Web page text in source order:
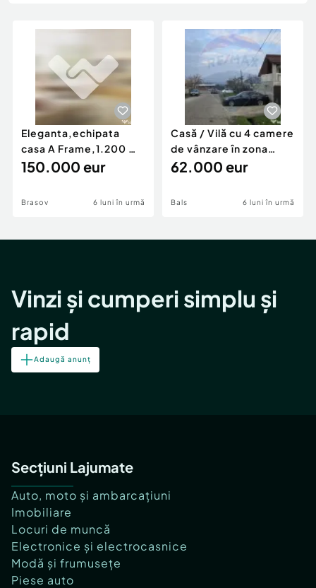
Afaceri și echipamente profesionale
Inchiriere Bunuri si Vehicule
Piese auto si accesorii
Eleganta,echipata
casa A Frame,1.200 mp
teren,deschidere Pia
150.000 eur
Brasov 6 luni în urmă
Casă / Vilă cu 4 camere
de vânzare în zona
Periferie
62.000 eur
Bals 6 luni în urmă
Vinzi și cumperi simplu și
rapid
Adaugă anunț
Secțiuni Lajumate
Auto, moto și ambarcațiuni
Imobiliare
Locuri de muncă
Electronice și electrocasnice
Modă și frumusețe
Piese auto